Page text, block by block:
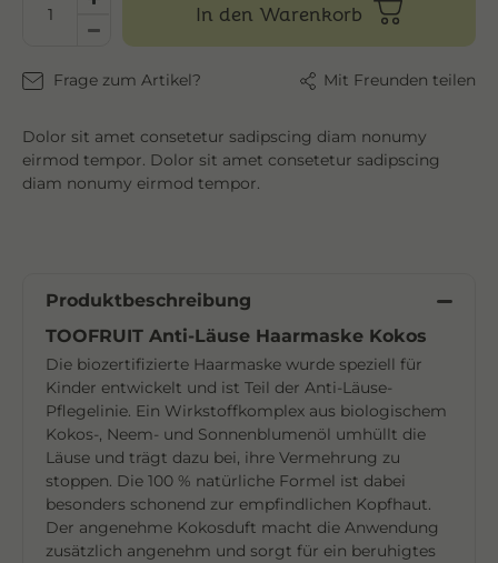
In den Warenkorb
Frage zum Artikel? Mit Freunden teilen
Dolor sit amet consetetur sadipscing diam nonumy
eirmod tempor. Dolor sit amet consetetur sadipscing
diam nonumy eirmod tempor.
Produktbeschreibung
TOOFRUIT Anti-Läuse Haarmaske Kokos
Die biozertifizierte Haarmaske wurde speziell für
Kinder entwickelt und ist Teil der Anti-Läuse-
Pflegelinie. Ein Wirkstoffkomplex aus biologischem
Kokos-, Neem- und Sonnenblumenöl umhüllt die
Läuse und trägt dazu bei, ihre Vermehrung zu
stoppen. Die 100 % natürliche Formel ist dabei
besonders schonend zur empfindlichen Kopfhaut.
Der angenehme Kokosduft macht die Anwendung
zusätzlich angenehm und sorgt für ein beruhigtes